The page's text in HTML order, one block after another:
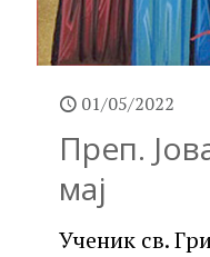
01/05/2022
Преп.
мај
Ученик св.